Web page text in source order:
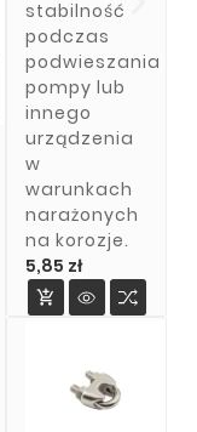
stabilność
podczas
podwieszania
pompy lub
innego
urządzenia
w
warunkach
narażonych
na korozje.
5,85 złCena
